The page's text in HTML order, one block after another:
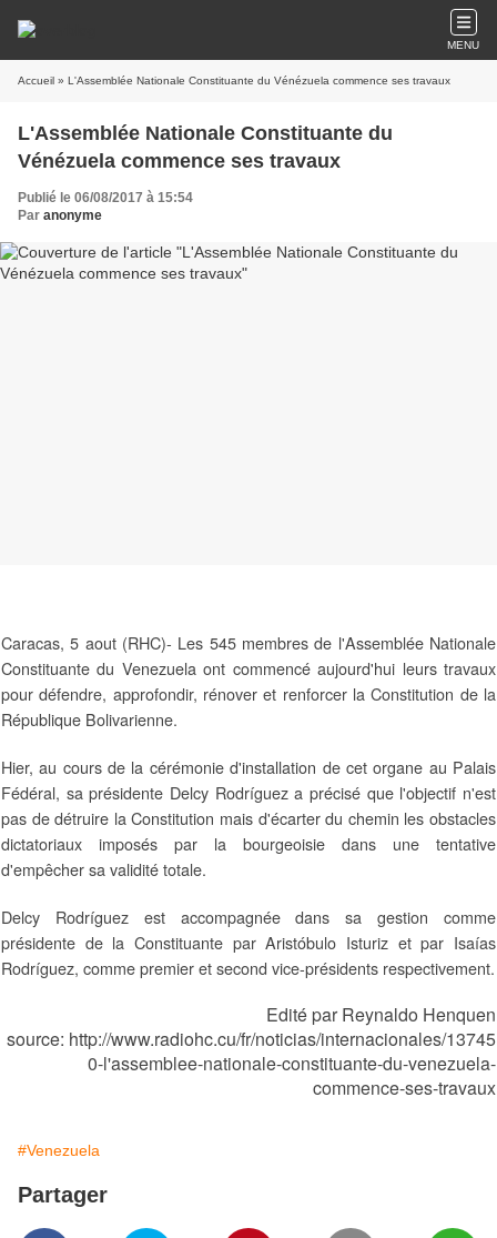
MENU
Accueil » L'Assemblée Nationale Constituante du Vénézuela commence ses travaux
L'Assemblée Nationale Constituante du
Vénézuela commence ses travaux
Publié le 06/08/2017 à 15:54
Par anonyme
Caracas, 5 aout (RHC)- Les 545 membres de l'Assemblée Nationale
Constituante du Venezuela ont commencé aujourd'hui leurs travaux
pour défendre, approfondir, rénover et renforcer la Constitution de la
République Bolivarienne.
Hier, au cours de la cérémonie d'installation de cet organe au Palais
Fédéral, sa présidente Delcy Rodríguez a précisé que l'objectif n'est
pas de détruire la Constitution mais d'écarter du chemin les obstacles
dictatoriaux imposés par la bourgeoisie dans une tentative
d'empêcher sa validité totale.
Delcy Rodríguez est accompagnée dans sa gestion comme
présidente de la Constituante par Aristóbulo Isturiz et par Isaías
Rodríguez, comme premier et second vice-présidents respectivement.
Edité par Reynaldo Henquen
source: http://www.radiohc.cu/fr/noticias/internacionales/13745
0-l'assemblee-nationale-constituante-du-venezuela-
commence-ses-travaux
#Venezuela
Partager